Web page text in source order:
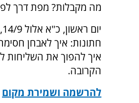
מה מקבלות? מפת דרך
חתונות: איך לאבחן
איך להפוך את השליחות
הקרובה.
להרשמה ושמירת מקום